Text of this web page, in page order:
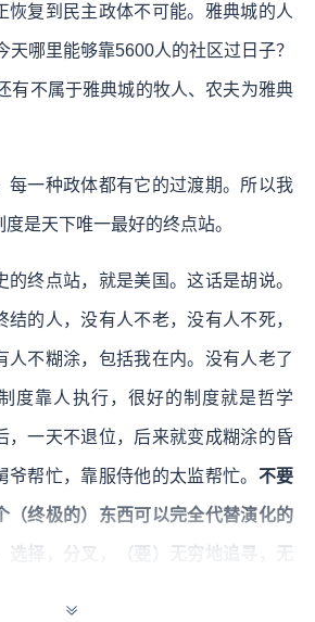
恢复到民主政体不可能。雅典城的人
天哪里能够靠5600人的社区过日子？
有不属于雅典城的牧人、农夫为雅典
每一种政体都有它的过渡期。所以我
是天下唯一最好的终点站。
终点站，就是美国。这话是胡说。
结的人，没有人不老，没有人不死，
人不糊涂，包括我在内。没有人老了
度靠人执行，很好的制度就是哲学
，一天不退位，后来就变成糊涂的昏
帮忙，靠服侍他的太监帮忙。 不要
（终极的）东西可以完全代替演化的
选择，分叉，（要）无穷地追寻，无